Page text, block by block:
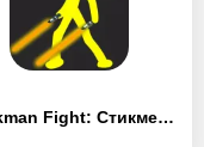
Stickman Fight: Стикмен игра